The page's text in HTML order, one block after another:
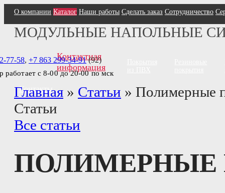
О компании Каталог Наши работы Сделать заказ Сотрудничество
МОДУЛЬНЫЕ НАПОЛЬНЫЕ
Контактная
информация
работает с 8-00 до 20-00 по мск
77-58, +7 863 299-34-91(92)
Контакты
Главная » Статьи » Полимерные
Статьи
Все статьи
ПОЛИМЕРНЫЕ